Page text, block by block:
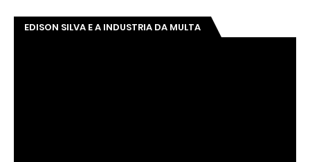
EDISON SILVA E A INDUSTRIA DA MULTA